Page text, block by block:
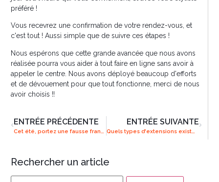
préféré !
Vous recevrez une confirmation de votre rendez-vous, et
c'est tout ! Aussi simple que de suivre ces étapes !
Nous espérons que cette grande avancée que nous avons
réalisée pourra vous aider à tout faire en ligne sans avoir à
appeler le centre. Nous avons déployé beaucoup d'efforts
et de dévouement pour que tout fonctionne, merci de nous
avoir choisis !!
ENTRÉE PRÉCÉDENTE
Cet été, portez une fausse frange
ENTRÉE SUIVANTE
Quels types d'extensions existe-t-il ?
Rechercher un article